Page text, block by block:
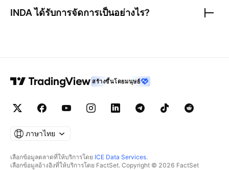
INDAได้รับการจัดการเป็นอย่างไร?
สร้างขึ้นโดยมนุษย์
ภาษาไทย
เลือกข้อมูลตลาดที่ให้บริการโดย ICE Data Services.
เลือกข้อมูลอ้างอิงที่ให้บริการโดย FactSet. Copyright © 2026 FactSet